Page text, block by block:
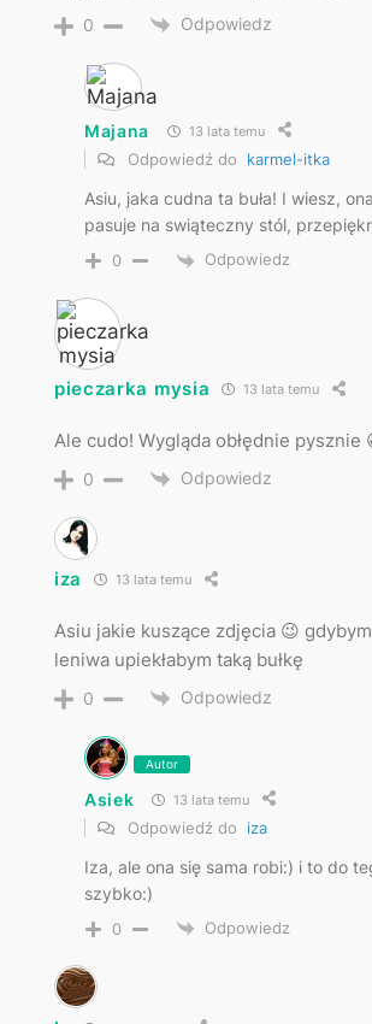
0 Odpowiedz
Majana 13 lata temu
Odpowiedź do karmel-itka
Asiu, jaka cudna ta buła! I wiesz,
pasuje na swiąteczny stól,
0 Odpowiedz
pieczarka mysia 13 lata temu
Ale cudo! Wygląda obłędnie pysznie
0 Odpowiedz
iza 13 lata temu
Asiu jakie kuszące zdjęcia 😉
leniwa upiekłabym taką bułkę
0 Odpowiedz
Autor
Asiek 13 lata temu
Odpowiedź do iza
Iza, ale ona się sama robi:) i to do
szybko:)
0 Odpowiedz